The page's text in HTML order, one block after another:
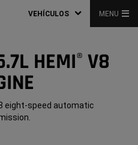
VEHÍCULOS MENU
HEMI® V8
eight-speed automatic